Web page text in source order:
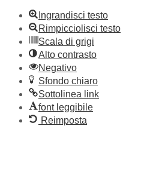
Ingrandisci testo
Rimpicciolisci testo
Scala di grigi
Alto contrasto
Negativo
Sfondo chiaro
Sottolinea link
font leggibile
Reimposta